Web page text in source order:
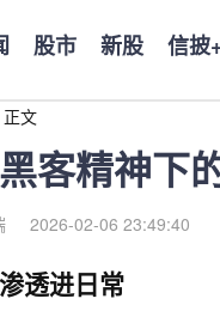
股市 新股 信披
正文
客精神下
2026-02-06 23:49:40
透进日常